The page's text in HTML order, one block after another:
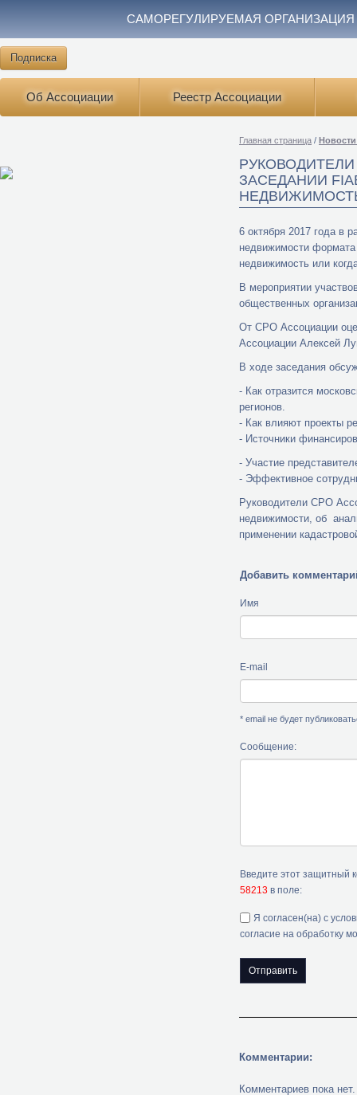
САМОРЕГУЛИРУЕМАЯ
Подписка
Об Ассоциации Реестр Ассоциации
Главная страница /
ЗАСЕДАНИИ
6 октября 2017 года в
недвижимости формата
недвижимость или
В мероприятии
общественных
От СРО Ассоциации
Ассоциации Алексей
В ходе заседания
- Как отразится
регионов.
- Как влияют проекты
- Источники
- Участие
- Эффективное
Руководители СРО
недвижимости, об
применении
Добавить
Имя
E-mail
* email не будет
Сообщение:
Введите этот защитный
58213 в поле:
Я согласен(на) с
согласие на обработку
Комментарии:
Комментариев пока нет.